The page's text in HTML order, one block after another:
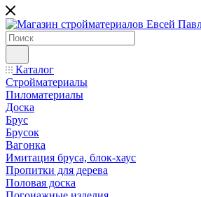
Каталог
Стройматериалы
Пиломатериалы
Доска
Брус
Брусок
Вагонка
Имитация бруса, блок-хаус
Пропитки для дерева
Половая доска